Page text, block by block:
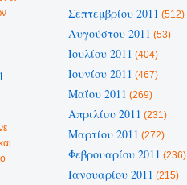
Σεπτεμβρίου 2011 (512)
Αυγούστου 2011 (53)
Ιουλίου 2011 (404)
Ιουνίου 2011 (467)
Μαΐου 2011 (269)
Απριλίου 2011 (231)
Μαρτίου 2011 (272)
Φεβρουαρίου 2011 (236)
Ιανουαρίου 2011 (215)